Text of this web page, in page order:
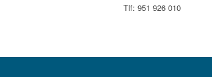
Tlf: 951 926 010